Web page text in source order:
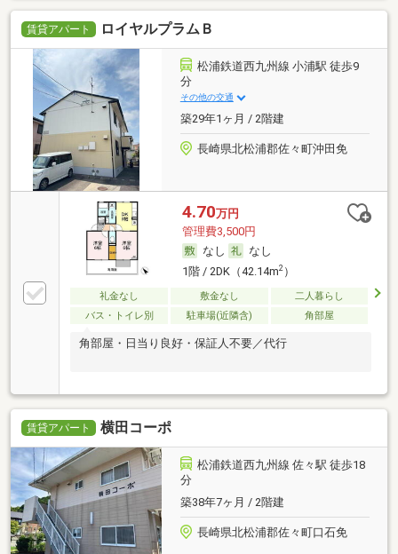
賃貸アパート ロイヤルプラムＢ
松浦鉄道西九州線 小浦駅 徒歩9
分
その他の交通
築29年1ヶ月 / 2階建
長崎県北松浦郡佐々町沖田免
4.70万円
管理費3,500円
なし
なし
1階 / 2DK（42.14m2）
礼金なし 敷金なし
二人暮らし
バス・トイレ別
駐車場(近隣含) 角部屋
角部屋・日当り良好・保証人不要／代行
賃貸アパート 横田コーポ
松浦鉄道西九州線 佐々駅 徒歩18
分
築38年7ヶ月 / 2階建
長崎県北松浦郡佐々町口石免